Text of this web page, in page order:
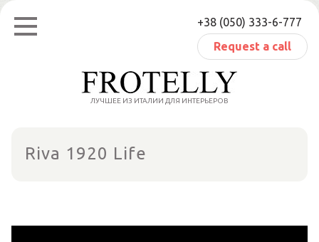
Skip
content
+38 (050) 333-6-777
Request a call
ЛУЧШЕЕ ИЗ ИТАЛИИ ДЛЯ ИНТЕРЬЕРОВ
Riva 1920 Life